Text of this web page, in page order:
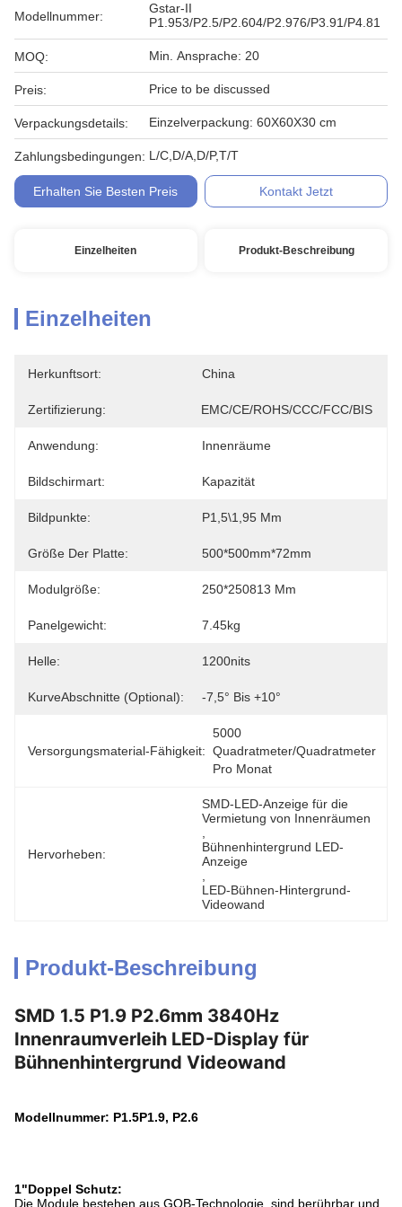
Modellnummer:
Gstar-II
P1.953/P2.5/P2.604/P2.976/P3.91/P4.81
MOQ: Min. Ansprache: 20
Preis: Price to be discussed
Verpackungsdetails: Einzelverpackung: 60X60X30 cm
Zahlungsbedingungen: L/C,D/A,D/P,T/T
Erhalten Sie Besten Preis Kontakt Jetzt
Einzelheiten Produkt-Beschreibung
Einzelheiten
Herkunftsort: China
Zertifizierung: EMC/CE/ROHS/CCC/FCC/BIS
Anwendung: Innenräume
Bildschirmart: Kapazität
Bildpunkte: P1,5\1,95 Mm
Größe Der Platte: 500*500mm*72mm
Modulgröße: 250*250813 Mm
Panelgewicht: 7.45kg
Helle: 1200nits
KurveAbschnitte (optional): -7,5° Bis +10°
Versorgungsmaterial-Fähigkeit:
5000
Quadratmeter/Quadratmeter
Pro Monat
Hervorheben:
SMD-LED-Anzeige für die
Vermietung von Innenräumen
Bühnenhintergrund LED-
Anzeige
LED-Bühnen-Hintergrund-
Videowand
Produkt-Beschreibung
SMD 1.5 P1.9 P2.6mm 3840Hz
Innenraumverleih LED-Display für
Bühnenhintergrund Videowand
Modellnummer: P1.5P1.9, P2.6
1"Doppel Schutz:
Die Module bestehen aus GOB-Technologie, sind berührbar und